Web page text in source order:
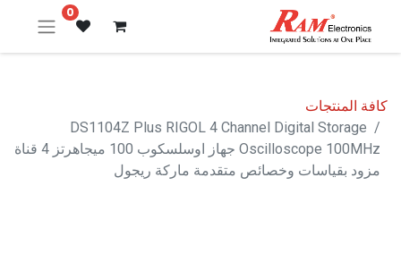
0
كافة المنتجات
DS1104Z Plus RIGOL 4 Channel Digital Storage
Oscilloscope 100MHz جهاز اوسلسكوب 100 ميجاهرتز 4 قناة
مزود بقياسات وخصائص متقدمة ماركة ريجول